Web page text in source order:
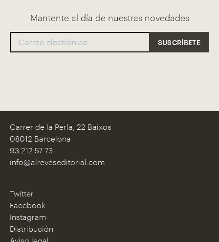
Mantente al día de nuestras novedades
Carrer de la Perla, 22 Baixos
08012 Barcelona
93 212 57 73
info@alreveseditorial.com
Twitter
Facebook
Instagram
Distribución